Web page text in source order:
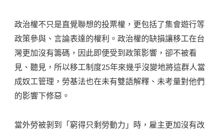
政治權不只是直覺聯想的投票權，更包括了集會遊行等
政策參與、言論表達的權利。政治權的缺損讓移工在台
灣更加沒有籌碼，因此即便受到政策影響，卻不被看
見、聽見，所以移工制度25年來幾乎沒變地將這群人當
成奴工管理，勞基法也在未有雙語解釋、未考量對他們
的影響下修惡。
當外勞被剝到「窮得只剩勞動力」時，雇主更加沒有改